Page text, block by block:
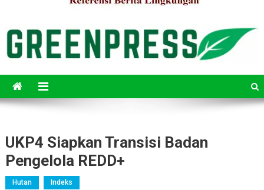
UKP4 Siapkan Transisi Badan
Pengelola REDD+
Hutan Indeks